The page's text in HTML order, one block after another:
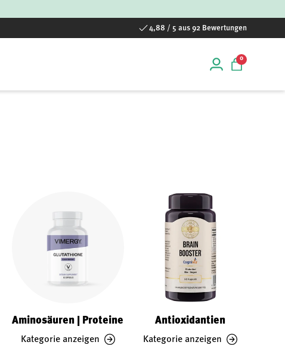
4,88 / 5 aus 92 Bewertungen
Einloggen
00 Artikel
Aminosäuren | Proteine
Kategorie anzeigen
Antioxidantien
Kategorie anzeigen